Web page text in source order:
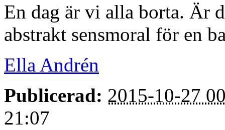
En dag är vi alla borta. Är
abstrakt sensmoral för en
Ella Andrén
Publicerad: 2015-10-27
21:07